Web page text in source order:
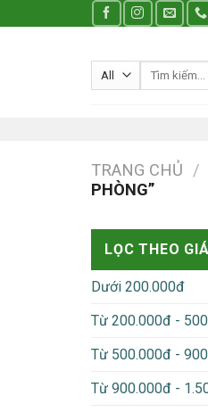
to
Tìm
TRANG CHỦ /
PHÒNG”
LỌC THEO GIÁ
Dưới 200.000đ
Từ 200.000đ -
Từ 500.000đ -
Từ 900.000đ -